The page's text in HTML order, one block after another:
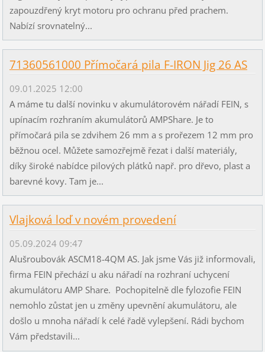
zapouzdřený kryt motoru pro ochranu před prachem.
Nabízí srovnatelný...
71360561000 Přímočará pila F-IRON Jig 26 AS
09.01.2025 12:00
A máme tu další novinku v akumulátorovém nářadí FEIN, s
upínacím rozhraním akumulátorů AMPShare. Je to
přímočará pila se zdvihem 26 mm a s prořezem 12 mm pro
běžnou ocel. Můžete samozřejmě řezat i další materiály,
díky široké nabídce pilových plátků např. pro dřevo, plast a
barevné kovy. Tam je...
Vlajková loď v novém provedení
05.09.2024 09:47
Alušroubovák ASCM18-4QM AS. Jak jsme Vás již informovali,
firma FEIN přechází u aku nářadí na rozhraní uchycení
akumulátoru AMP Share. Pochopitelně dle fylozofie FEIN
nemohlo zůstat jen u změny upevnění akumulátoru, ale
došlo u mnoha nářadí k celé řadě vylepšení. Rádi bychom
Vám představili...